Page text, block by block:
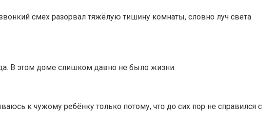
смех разорвал тяжёлую тишину комнаты, словно луч света
В этом доме слишком давно не было жизни.
к чужому ребёнку только потому, что до сих пор не справился с